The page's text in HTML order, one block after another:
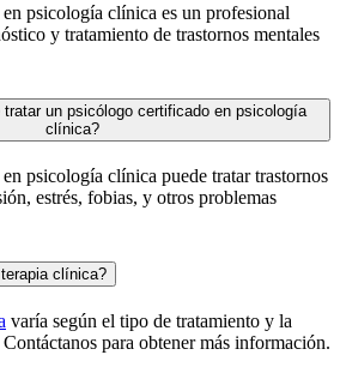
psicología clínica es un profesional
y tratamiento de trastornos mentales
tratar un psicólogo certificado en psicología
clínica?
psicología clínica puede tratar trastornos
estrés, fobias, y otros problemas
clínica?
varía según el tipo de tratamiento y la
para obtener más información.